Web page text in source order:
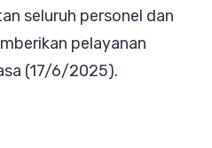
Personel,
Keluarga,
seluruh personel dan
pelayanan
(17/6/2025).